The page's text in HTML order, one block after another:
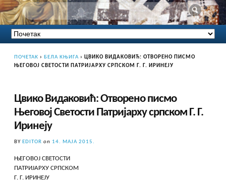
ПОЧЕТАК › БЕЛА КЊИГА › ЦВИКО ВИДАКОВИЋ: ОТВОРЕНО ПИСМО
ЊЕГОВОЈ СВЕТОСТИ ПАТРИЈАРХУ СРПСКОМ Г. Г. ИРИНЕЈУ
Цвико Видаковић: Отворено писмо
Његовој Светости Патријарху српском Г. Г.
Иринеју
BYEDITOR on 14. МАЈА 2015.
ЊЕГОВОЈ СВЕТОСТИ
ПАТРИЈАРХУ СРПСКОМ
Г. Г. ИРИНЕЈУ